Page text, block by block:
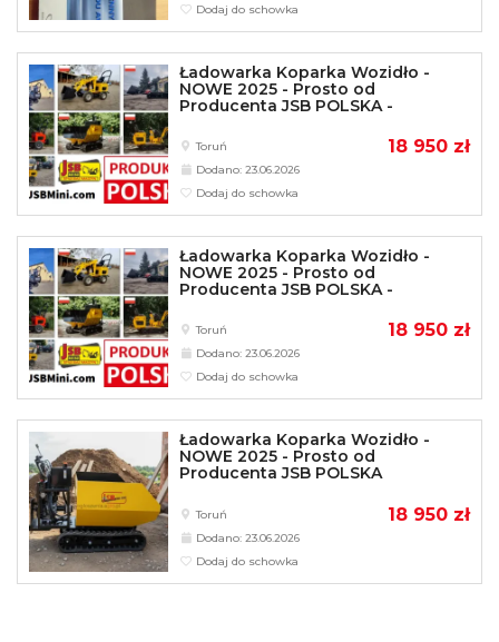
Dodaj do schowka
Ładowarka Koparka Wozidło -
NOWE 2025 - Prosto od
Producenta JSB POLSKA -
18 950 zł
Toruń
Dodano: 23.06.2026
Dodaj do schowka
Ładowarka Koparka Wozidło -
NOWE 2025 - Prosto od
Producenta JSB POLSKA -
18 950 zł
Toruń
Dodano: 23.06.2026
Dodaj do schowka
Ładowarka Koparka Wozidło -
NOWE 2025 - Prosto od
Producenta JSB POLSKA
18 950 zł
Toruń
Dodano: 23.06.2026
Dodaj do schowka